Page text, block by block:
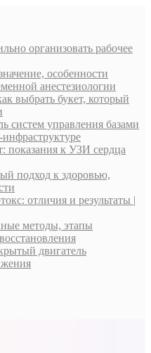
организовать рабочее
особенности
анестезиологии
выбрать букет, который
управления базами
показания к УЗИ сердца
подход к здоровью,
отличия и результаты |
методы, этапы
двигатель